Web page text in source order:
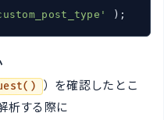
）を確認したとこ
析する際に